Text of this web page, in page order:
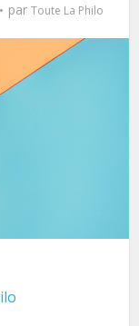
par Toute La Philo